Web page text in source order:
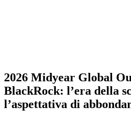
2026 Midyear Global
BlackRock: l’era della
l’aspettativa di